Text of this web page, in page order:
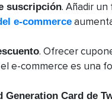
suscripción. Añadir
e-commerce
. Ofrecer
e-commerce es una
Generation Card de